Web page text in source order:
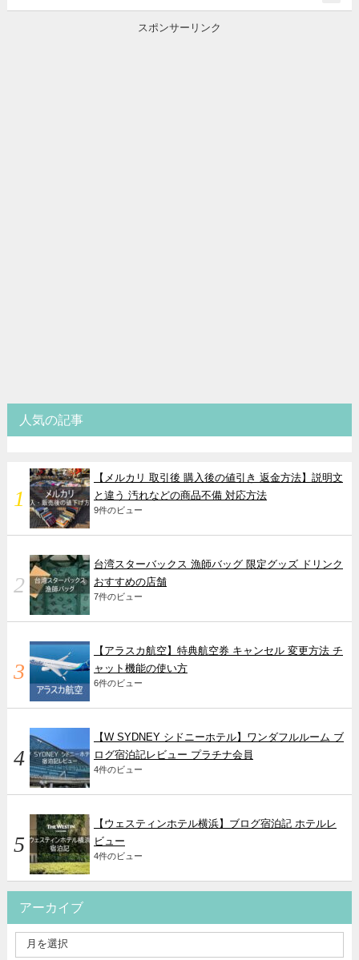
スポンサーリンク
人気の記事
【メルカリ 取引後 購入後の値引き 返金方法】説明文
と違う 汚れなどの商品不備 対応方法
9件のビュー
台湾スターバックス 漁師バッグ 限定グッズ ドリンク
おすすめの店舗
7件のビュー
【アラスカ航空】特典航空券 キャンセル 変更方法 チ
ャット機能の使い方
6件のビュー
【W SYDNEY シドニーホテル】ワンダフルルーム ブ
ログ宿泊記レビュー プラチナ会員
4件のビュー
【ウェスティンホテル横浜】ブログ宿泊記 ホテルレ
ビュー
4件のビュー
アーカイブ